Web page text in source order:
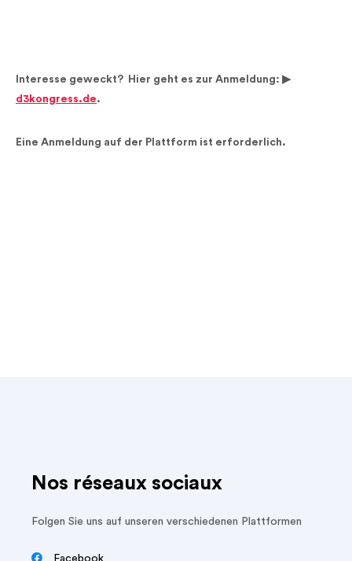
Interesse geweckt? Hier geht es zur Anmeldung: ▶︎
d3kongress.de.
Eine Anmeldung auf der Plattform ist erforderlich.
Nos réseaux sociaux
Folgen Sie uns auf unseren verschiedenen Plattformen
